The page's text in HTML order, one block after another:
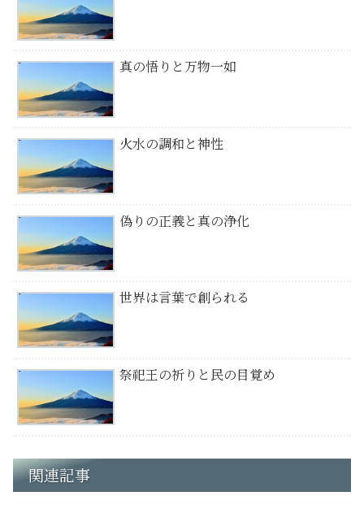
真の悟りと万物一如
火水の調和と神性
偽りの正義と真の浄化
世界は言葉で創られる
祭祀王の祈りと民の目覚め
関連記事